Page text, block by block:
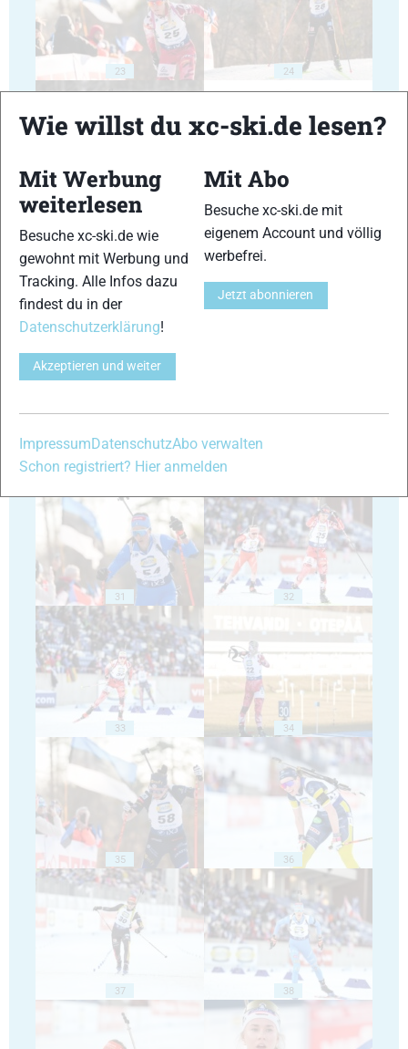
23 24
25 26
27
29
31 32
33 34
35 36
37 38
Wie willst du xc-ski.de lesen?
Mit Werbung
weiterlesen
Besuche xc-ski.de wie
gewohnt mit Werbung und
Tracking. Alle Infos dazu
findest du in der
Datenschutzerklärung!
Akzeptieren und weiter
Mit Abo
Besuche xc-ski.de mit
eigenem Account und völlig
werbefrei.
Jetzt abonnieren
Impressum DatenschutzAbo verwalten
Schon registriert? Hier anmelden